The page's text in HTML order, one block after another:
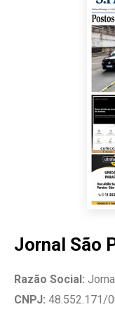
Jornal São
Razão Social:
CNPJ: 48.552.171/